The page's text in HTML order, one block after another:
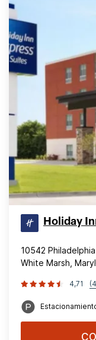
Holiday
10542
White Marsh,
4,71